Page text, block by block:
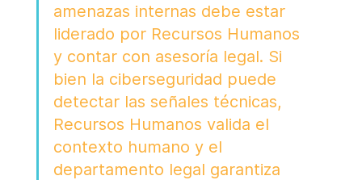
amenazas internas debe estar
liderado por Recursos Humanos
y contar con asesoría legal. Si
bien la ciberseguridad puede
detectar las señales técnicas,
Recursos Humanos valida el
contexto humano y el
departamento legal garantiza